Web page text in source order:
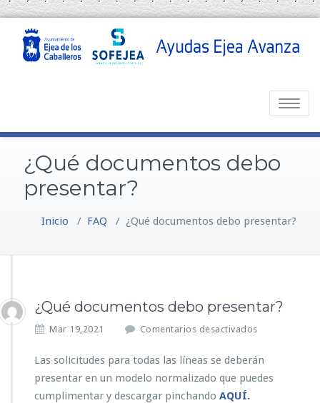
Toggle
¿Qué documentos debo
presentar?
Inicio / FAQ / ¿Qué documentos debo presentar?
¿Qué documentos debo presentar?
Mar 19,2021 Comentarios desactivados
¿Q
u
é
Las solicitudes para todas las líneas se deberán
presentar en un modelo normalizado que puedes
cumplimentar y descargar pinchando AQUÍ.